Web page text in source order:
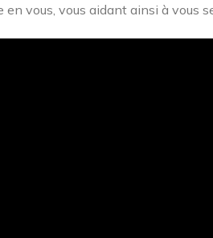
vous, vous aidant ainsi à vous